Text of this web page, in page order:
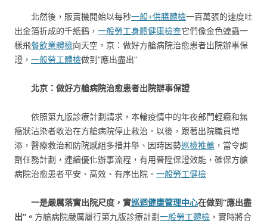
北然後，販賣機開始以每秒一般+供膳體檢一百萬張的速度吐
出金箔折成的千紙鶴， 一般勞工身體健康檢查它們像金色蝗蟲一
樣飛餐飲業體檢向天空。京：做好方艙病院治愈患者出院辦事保
證， 一般勞工體檢做到“應出盡出”
北京：做好方艙病院治愈患者出院辦事保證
依照第九版診療計劃請求，本輪疫情中的年夜部門輕癥和無
癥狀沾染者收治在方艙病院停止救治。以後，跟著出院職員增
添，醫療救治和防院感組多措并舉、因時因勢巡檢推薦 ，當令調
劑任務計劃，連續優化辦事流程，有用晉陞保證效能，確保方艙
病院治愈患者平安、高效、有序出院。 一般勞工健檢
一是嚴厲落實出院尺度，實巡迴健康管理中心在做到“應出盡
出”。 方艙病院嚴厲履行第九版診療計劃一般勞工體檢 ，實時將合